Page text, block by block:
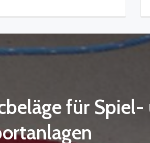
für Spiel-